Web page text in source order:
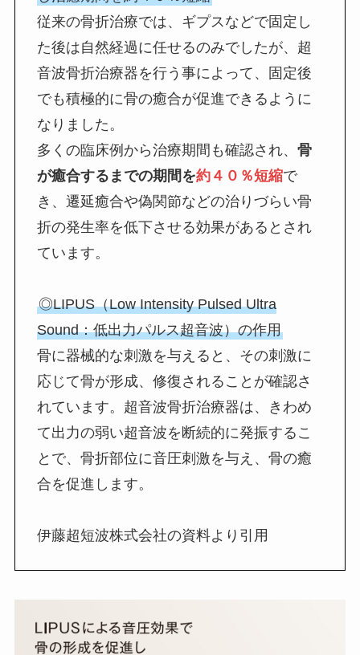
従来の骨折治療では、ギプスなどで固定し
た後は自然経過に任せるのみでしたが、超
音波骨折治療器を行う事によって、固定後
でも積極的に骨の癒合が促進できるように
なりました。
多くの臨床例から治療期間も確認され、 骨
が癒合するまでの期間を約４０％短縮で
き、遷延癒合や偽関節などの治りづらい骨
折の発生率を低下させる効果があるとされ
ています。
◎LIPUS（Low Intensity Pulsed Ultra
Sound：低出力パルス超音波）の作用
骨に器械的な刺激を与えると、その刺激に
応じて骨が形成、修復されることが確認さ
れています。超音波骨折治療器は、きわめ
て出力の弱い超音波を断続的に発振するこ
とで、骨折部位に音圧刺激を与え、骨の癒
合を促進します。
伊藤超短波株式会社の資料より引用